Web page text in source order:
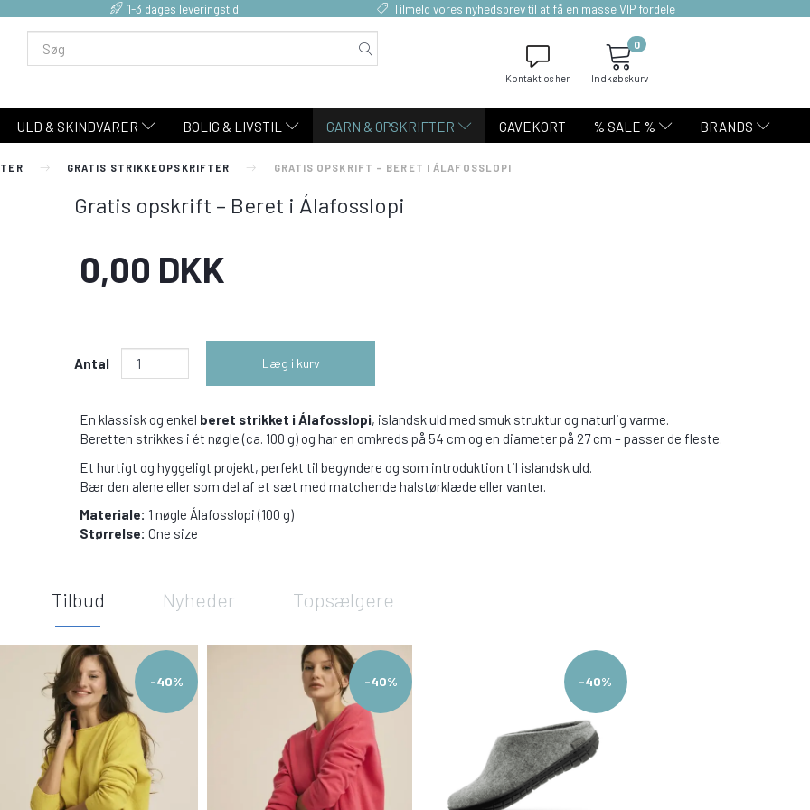
1-3 dages leveringstid Tilmeld vores nyhedsbrev til at få en masse VIP fordele
Kontakt os her Indkøbskurv
0
ULD & SKINDVARER BOLIG & LIVSTIL GARN & OPSKRIFTER GAVEKORT % SALE % BRANDS
GRATIS STRIKKEOPSKRIFTER GRATIS OPSKRIFT – BERET I ÁLAFOSSLOPI
Gratis opskrift – Beret i Álafosslopi
0,00 DKK
Antal Læg i kurv
En klassisk og enkel beret strikket i Álafosslopi, islandsk uld med smuk struktur og naturlig varme.
Beret­ten strikkes i ét nøgle (ca. 100 g) og har en omkreds på 54 cm og en diameter på 27 cm – passer de fleste.
Et hurtigt og hyggeligt projekt, perfekt til begyndere og som introduktion til islandsk uld.
Bær den alene eller som del af et sæt med matchende halstørklæde eller vanter.
Materiale: 1 nøgle Álafosslopi (100 g)
Størrelse: One size
Tilbud Nyheder Topsælgere
-40% -40% -40%